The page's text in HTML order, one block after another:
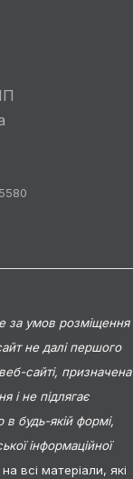
за умов розміщення
не далі першого
сайті, призначена
і не підлягає
будь-якій формі,
інформаційної
всі матеріали, які